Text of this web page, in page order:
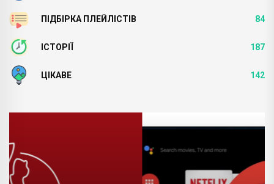
ПІДБІРКА ПЛЕЙЛІСТІВ 84
ІСТОРІЇ 187
ЦІКАВЕ 142